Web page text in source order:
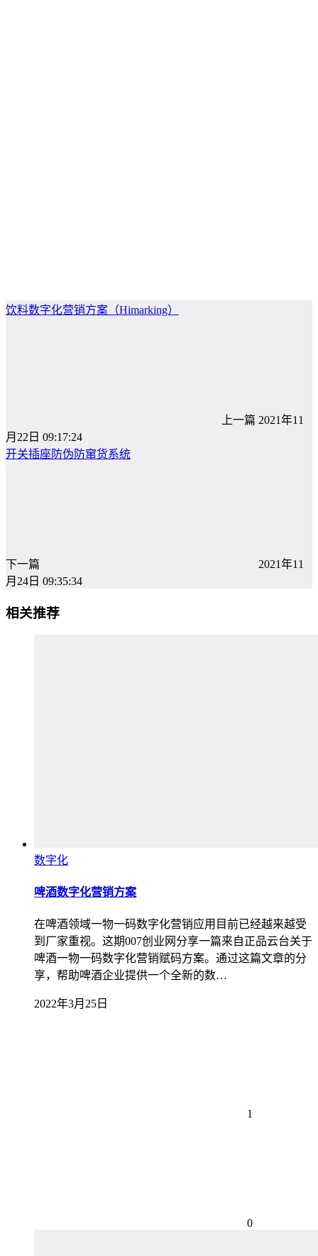
饮料数字化营销方案（Himarking）
上一篇 2021年11
月22日 09:17:24
开关插座防伪防窜货系统
下一篇
2021年11
月24日 09:35:34
相关推荐
数字化
啤酒数字化营销方案
在啤酒领域一物一码数字化营销应用目前已经越来越受
到厂家重视。这期007创业网分享一篇来自正品云台关于
啤酒一物一码数字化营销赋码方案。通过这篇文章的分
享，帮助啤酒企业提供一个全新的数…
2022年3月25日
1
0